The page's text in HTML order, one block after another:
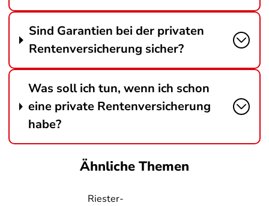
Sind Garantien bei der privaten
Rentenversicherung sicher?
Was soll ich tun, wenn ich schon
eine private Rentenversicherung
habe?
Ähnliche Themen
Riester-